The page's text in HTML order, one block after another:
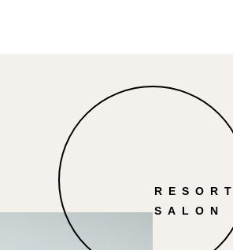
RESORT
SALON